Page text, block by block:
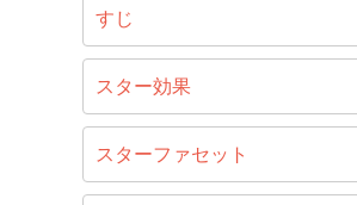
すじ
スター効果
スターファセット